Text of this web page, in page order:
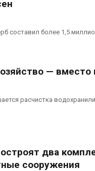
составил более 1,5
— вместо
расчистка
два
сооружения